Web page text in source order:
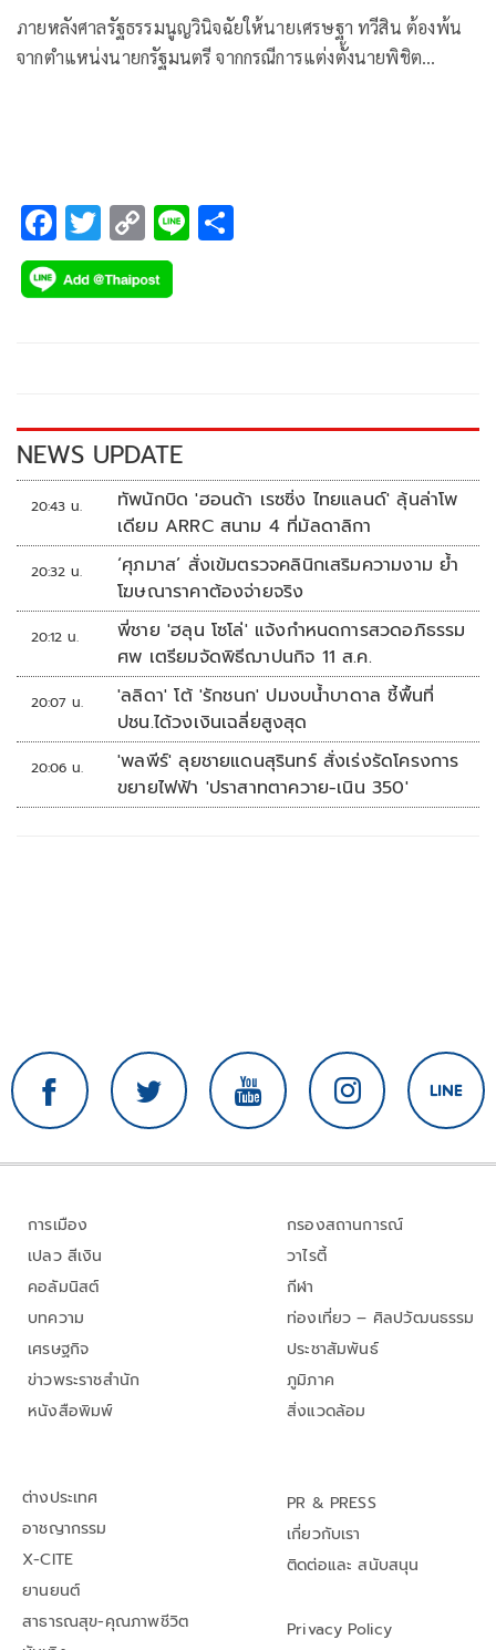
ภายหลังศาลรัฐธรรมนูญวินิจฉัยให้นายเศรษฐา ทวีสิน ต้องพ้น
จากตำแหน่งนายกรัฐมนตรี จากกรณีการแต่งตั้งนายพิชิต
F
ac
e
k
T
wi
tt
C
o
p
k
Li
NEWS UPDATE
20:43 น.
ทัพนักบิด 'ฮอนด้า เรซซิ่ง ไทยแลนด์' ลุ้นล่าโพ
เดียม ARRC สนาม 4 ที่มัลดาลิกา
20:32 น.
‘ศุภมาส’ สั่งเข้มตรวจคลินิกเสริมความงาม ย้ำ
โฆษณาราคาต้องจ่ายจริง
20:12 น.
พี่ชาย 'ฮลุน โซโล่' แจ้งกำหนดการสวดอภิธรรม
ศพ เตรียมจัดพิธีฌาปนกิจ 11 ส.ค.
20:07 น.
'ลลิดา' โต้ 'รักชนก' ปมงบน้ำบาดาล ชี้พื้นที่
ปชน.ได้วงเงินเฉลี่ยสูงสุด
20:06 น.
'พลพีร์' ลุยชายแดนสุรินทร์ สั่งเร่งรัดโครงการ
ขยายไฟฟ้า 'ปราสาทตาควาย-เนิน 350'
การเมือง
เปลว สีเงิน
คอลัมนิสต์
บทความ
เศรษฐกิจ
ข่าวพระราชสำนัก
หนังสือพิมพ์
กรองสถานการณ์
วาไรตี้
กีฬา
ท่องเที่ยว – ศิลปวัฒนธรรม
ประชาสัมพันธ์
ภูมิภาค
สิ่งแวดล้อม
ต่างประเทศ
อาชญากรรม
X-CITE
ยานยนต์
สาธารณสุข-คุณภาพชีวิต
PR & PRESS
เกี่ยวกับเรา
ติดต่อและ สนับสนุน
Privacy Policy